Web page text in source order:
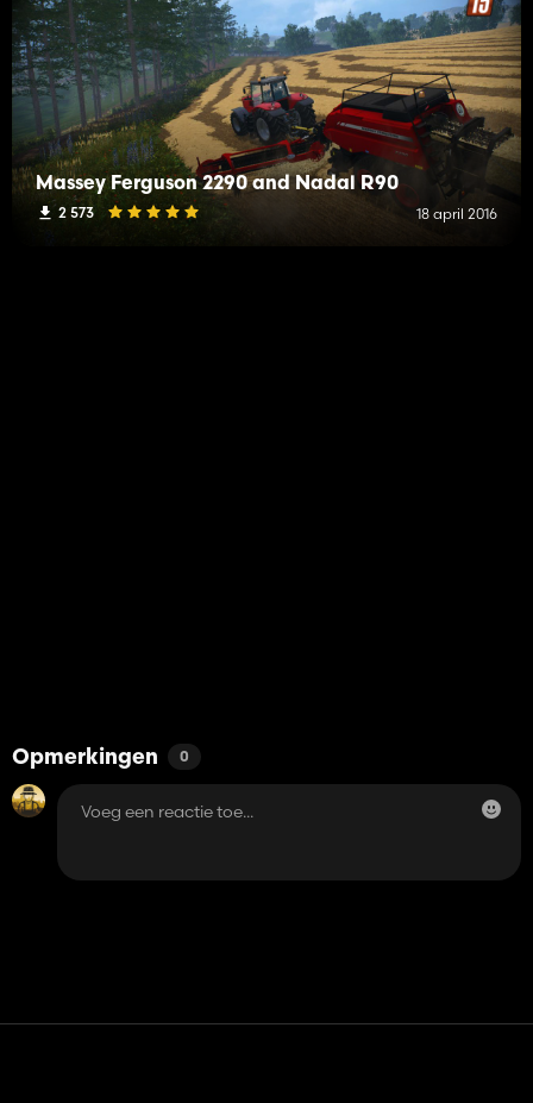
Massey Ferguson 2290 and Nadal R90
2 573 18 april 2016
Opmerkingen 0